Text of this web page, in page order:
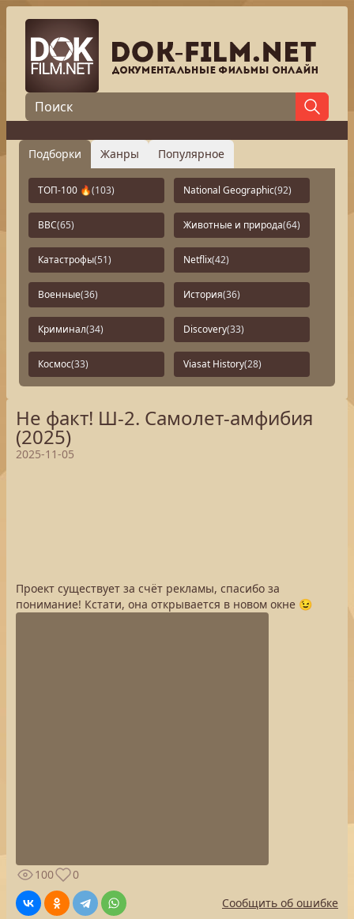
Подборки Жанры Популярное
ТОП-100 🔥(103) National Geographic(92)
BBC(65) Животные и природа(64)
Катастрофы(51) Netflix(42)
Военные(36) История(36)
Криминал(34) Discovery(33)
Космос(33) Viasat History(28)
Не факт! Ш-2. Самолет-амфибия
(2025)
2025-11-05
Проект существует за счёт рекламы, спасибо за
понимание! Кстати, она открывается в новом окне 😉
100
0
Сообщить об ошибке